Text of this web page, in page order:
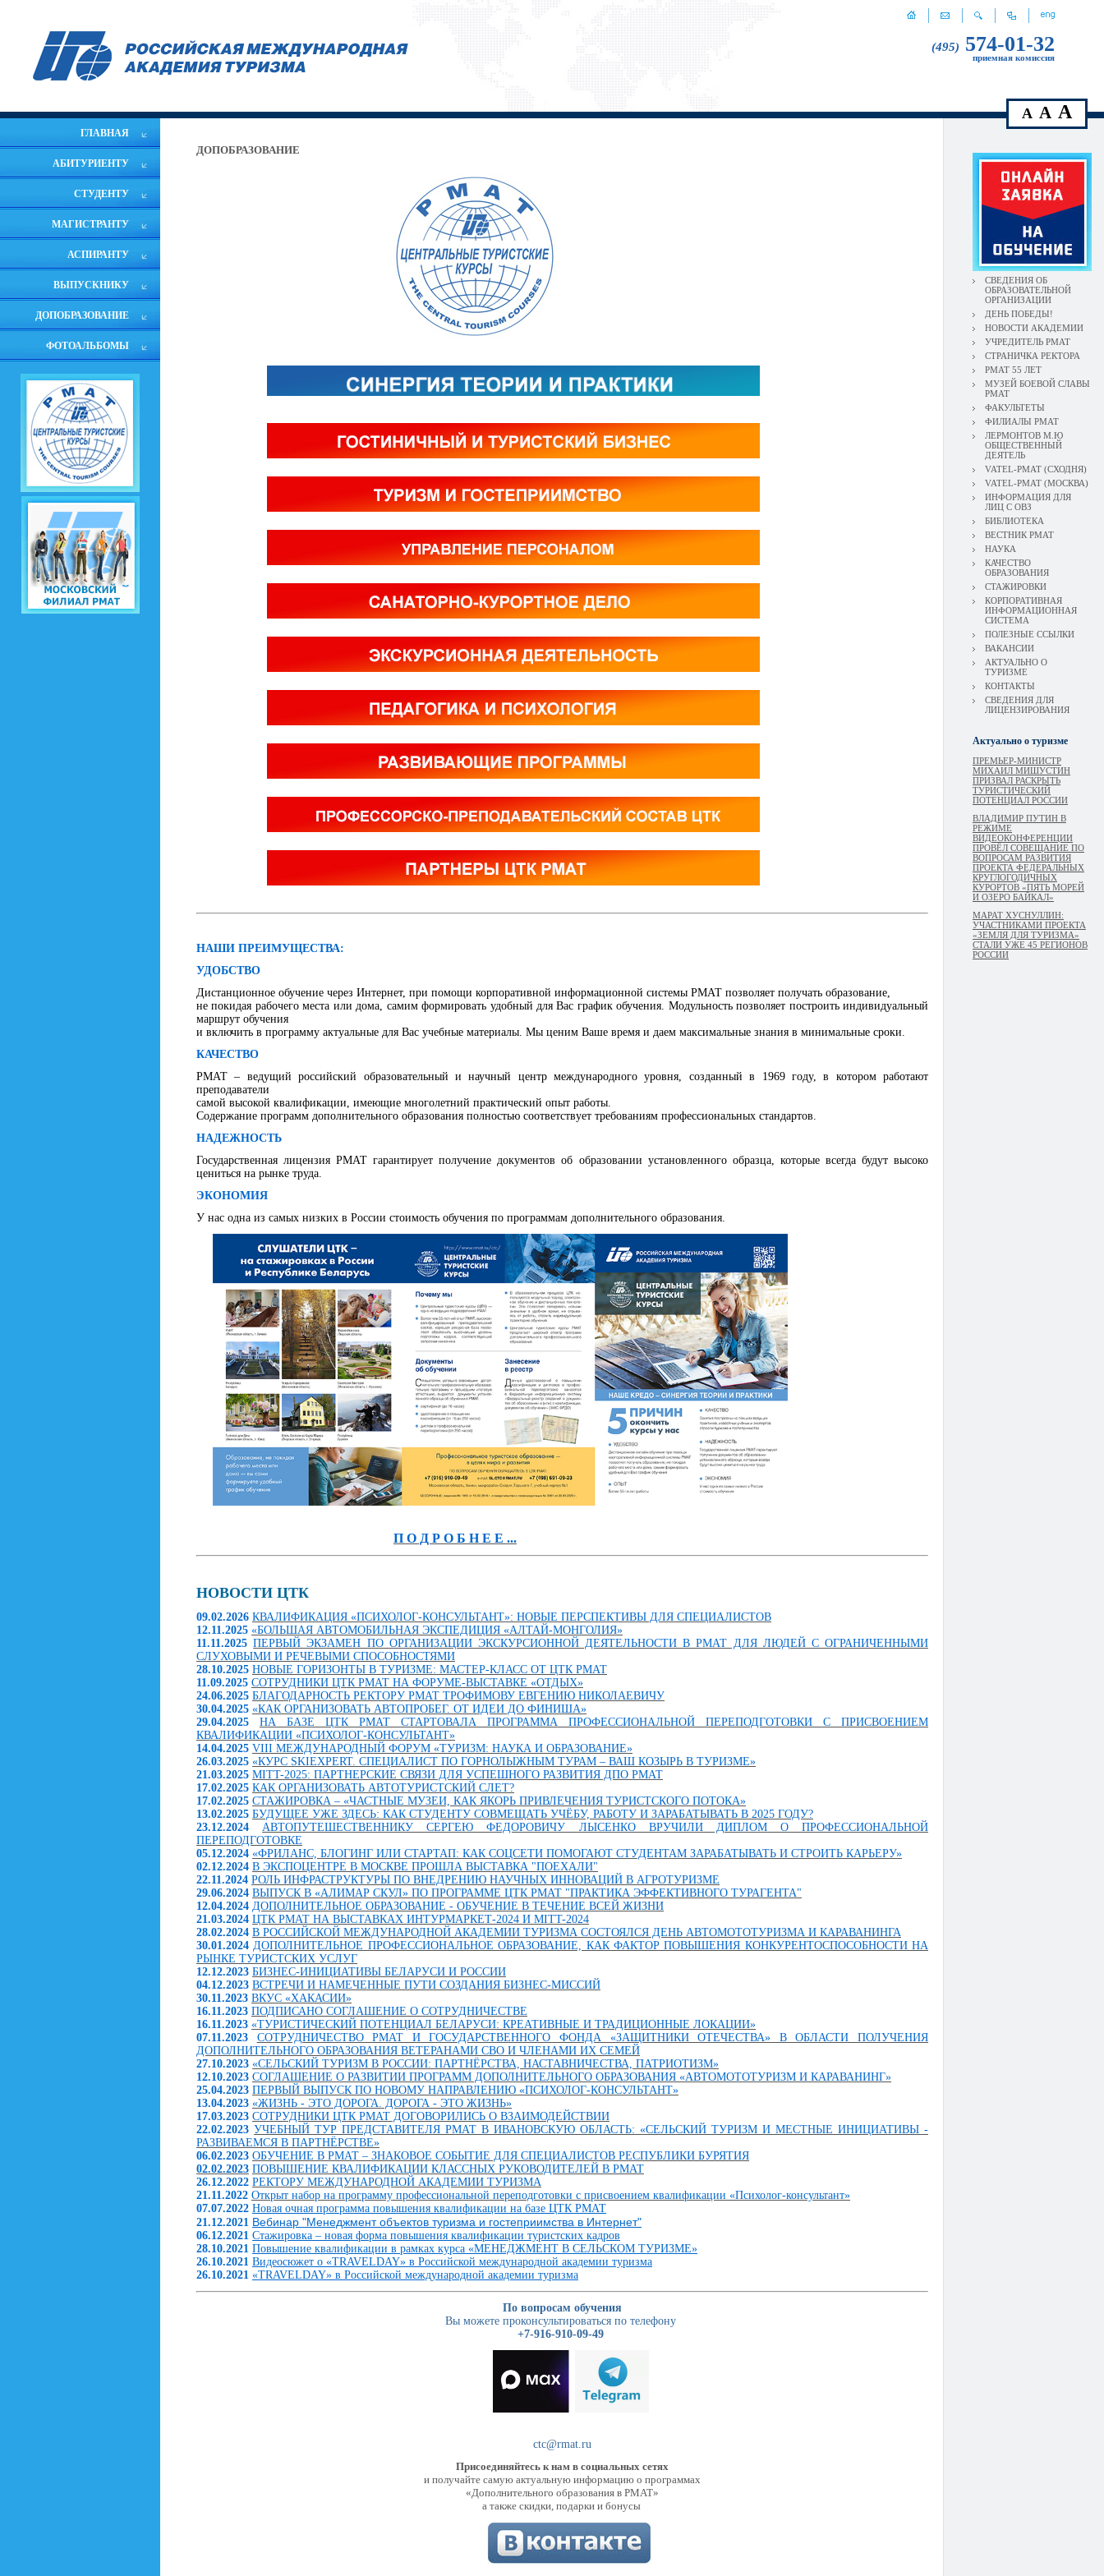
(495) 574-01-32
приемная комиссия
ГЛАВНАЯ
АБИТУРИЕНТУ
СТУДЕНТУ
МАГИСТРАНТУ
АСПИРАНТУ
ВЫПУСКНИКУ
ДОПОБРАЗОВАНИЕ
ФОТОАЛЬБОМЫ
A A A
ДОПОБРАЗОВАНИЕ
НАШИ ПРЕИМУЩЕСТВА:
УДОБСТВО
Дистанционное обучение через Интернет, при помощи корпоративной информационной системы РМАТ позволяет получать образование,
не покидая рабочего места или дома, самим формировать удобный для Вас график обучения. Модульность позволяет построить индивидуальный
маршрут обучения
и включить в программу актуальные для Вас учебные материалы. Мы ценим Ваше время и даем максимальные знания в минимальные сроки.
КАЧЕСТВО
РМАТ – ведущий российский образовательный и научный центр международного уровня, созданный в 1969 году, в котором работают
преподаватели
самой высокой квалификации, имеющие многолетний практический опыт работы.
Содержание программ дополнительного образования полностью соответствует требованиям профессиональных стандартов.
НАДЕЖНОСТЬ
Государственная лицензия РМАТ гарантирует получение документов об образовании установленного образца, которые всегда будут высоко
цениться на рынке труда.
ЭКОНОМИЯ
У нас одна из самых низких в России стоимость обучения по программам дополнительного образования.
П О Д Р О Б Н Е Е ...
НОВОСТИ ЦТК
09.02.2026 КВАЛИФИКАЦИЯ «ПСИХОЛОГ-КОНСУЛЬТАНТ»: НОВЫЕ ПЕРСПЕКТИВЫ ДЛЯ СПЕЦИАЛИСТОВ
12.11.2025 «БОЛЬШАЯ АВТОМОБИЛЬНАЯ ЭКСПЕДИЦИЯ «АЛТАЙ-МОНГОЛИЯ»
11.11.2025 ПЕРВЫЙ ЭКЗАМЕН ПО ОРГАНИЗАЦИИ ЭКСКУРСИОННОЙ ДЕЯТЕЛЬНОСТИ В РМАТ ДЛЯ ЛЮДЕЙ С ОГРАНИЧЕННЫМИ
СЛУХОВЫМИ И РЕЧЕВЫМИ СПОСОБНОСТЯМИ
28.10.2025 НОВЫЕ ГОРИЗОНТЫ В ТУРИЗМЕ: МАСТЕР-КЛАСС ОТ ЦТК РМАТ
11.09.2025 СОТРУДНИКИ ЦТК РМАТ НА ФОРУМЕ-ВЫСТАВКЕ «ОТДЫХ»
24.06.2025 БЛАГОДАРНОСТЬ РЕКТОРУ РМАТ ТРОФИМОВУ ЕВГЕНИЮ НИКОЛАЕВИЧУ
30.04.2025 «КАК ОРГАНИЗОВАТЬ АВТОПРОБЕГ. ОТ ИДЕИ ДО ФИНИША»
29.04.2025
НА БАЗЕ ЦТК РМАТ СТАРТОВАЛА ПРОГРАММА ПРОФЕССИОНАЛЬНОЙ ПЕРЕПОДГОТОВКИ С ПРИСВОЕНИЕМ
КВАЛИФИКАЦИИ «ПСИХОЛОГ-КОНСУЛЬТАНТ»
14.04.2025 VIII МЕЖДУНАРОДНЫЙ ФОРУМ «ТУРИЗМ: НАУКА И ОБРАЗОВАНИЕ»
26.03.2025 «КУРС SKIEXPERT. СПЕЦИАЛИСТ ПО ГОРНОЛЫЖНЫМ ТУРАМ – ВАШ КОЗЫРЬ В ТУРИЗМЕ»
21.03.2025 MITT-2025: ПАРТНЕРСКИЕ СВЯЗИ ДЛЯ УСПЕШНОГО РАЗВИТИЯ ДПО РМАТ
17.02.2025 КАК ОРГАНИЗОВАТЬ АВТОТУРИСТСКИЙ СЛЕТ?
17.02.2025 СТАЖИРОВКА – «ЧАСТНЫЕ МУЗЕИ, КАК ЯКОРЬ ПРИВЛЕЧЕНИЯ ТУРИСТСКОГО ПОТОКА»
13.02.2025 БУДУЩЕЕ УЖЕ ЗДЕСЬ: КАК СТУДЕНТУ СОВМЕЩАТЬ УЧЁБУ, РАБОТУ И ЗАРАБАТЫВАТЬ В 2025 ГОДУ?
23.12.2024
АВТОПУТЕШЕСТВЕННИКУ СЕРГЕЮ ФЕДОРОВИЧУ ЛЫСЕНКО ВРУЧИЛИ ДИПЛОМ О ПРОФЕССИОНАЛЬНОЙ
ПЕРЕПОДГОТОВКЕ
05.12.2024 «ФРИЛАНС, БЛОГИНГ ИЛИ СТАРТАП: КАК СОЦСЕТИ ПОМОГАЮТ СТУДЕНТАМ ЗАРАБАТЫВАТЬ И СТРОИТЬ КАРЬЕРУ»
02.12.2024 В ЭКСПОЦЕНТРЕ В МОСКВЕ ПРОШЛА ВЫСТАВКА "ПОЕХАЛИ"
22.11.2024 РОЛЬ ИНФРАСТРУКТУРЫ ПО ВНЕДРЕНИЮ НАУЧНЫХ ИННОВАЦИЙ В АГРОТУРИЗМЕ
29.06.2024 ВЫПУСК В «АЛИМАР СКУЛ» ПО ПРОГРАММЕ ЦТК РМАТ "ПРАКТИКА ЭФФЕКТИВНОГО ТУРАГЕНТА"
12.04.2024 ДОПОЛНИТЕЛЬНОЕ ОБРАЗОВАНИЕ - ОБУЧЕНИЕ В ТЕЧЕНИЕ ВСЕЙ ЖИЗНИ
21.03.2024 ЦТК РМАТ НА ВЫСТАВКАХ ИНТУРМАРКЕТ-2024 И MITT-2024
28.02.2024 В РОССИЙСКОЙ МЕЖДУНАРОДНОЙ АКАДЕМИИ ТУРИЗМА СОСТОЯЛСЯ ДЕНЬ АВТОМОТОТУРИЗМА И КАРАВАНИНГА
30.01.2024 ДОПОЛНИТЕЛЬНОЕ ПРОФЕССИОНАЛЬНОЕ ОБРАЗОВАНИЕ, КАК ФАКТОР ПОВЫШЕНИЯ КОНКУРЕНТОСПОСОБНОСТИ НА
РЫНКЕ ТУРИСТСКИХ УСЛУГ
12.12.2023 БИЗНЕС-ИНИЦИАТИВЫ БЕЛАРУСИ И РОССИИ
04.12.2023 ВСТРЕЧИ И НАМЕЧЕННЫЕ ПУТИ СОЗДАНИЯ БИЗНЕС-МИССИЙ
30.11.2023 ВКУС «ХАКАСИИ»
16.11.2023 ПОДПИСАНО СОГЛАШЕНИЕ О СОТРУДНИЧЕСТВЕ
16.11.2023 «ТУРИСТИЧЕСКИЙ ПОТЕНЦИАЛ БЕЛАРУСИ: КРЕАТИВНЫЕ И ТРАДИЦИОННЫЕ ЛОКАЦИИ»
07.11.2023
СОТРУДНИЧЕСТВО РМАТ И ГОСУДАРСТВЕННОГО ФОНДА «ЗАЩИТНИКИ ОТЕЧЕСТВА» В ОБЛАСТИ ПОЛУЧЕНИЯ
ДОПОЛНИТЕЛЬНОГО ОБРАЗОВАНИЯ ВЕТЕРАНАМИ СВО И ЧЛЕНАМИ ИХ СЕМЕЙ
27.10.2023 «СЕЛЬСКИЙ ТУРИЗМ В РОССИИ: ПАРТНЁРСТВА, НАСТАВНИЧЕСТВА, ПАТРИОТИЗМ»
12.10.2023 СОГЛАШЕНИЕ О РАЗВИТИИ ПРОГРАММ ДОПОЛНИТЕЛЬНОГО ОБРАЗОВАНИЯ «АВТОМОТОТУРИЗМ И КАРАВАНИНГ»
25.04.2023 ПЕРВЫЙ ВЫПУСК ПО НОВОМУ НАПРАВЛЕНИЮ «ПСИХОЛОГ-КОНСУЛЬТАНТ»
13.04.2023 «ЖИЗНЬ - ЭТО ДОРОГА. ДОРОГА - ЭТО ЖИЗНЬ»
17.03.2023 СОТРУДНИКИ ЦТК РМАТ ДОГОВОРИЛИСЬ О ВЗАИМОДЕЙСТВИИ
22.02.2023 УЧЕБНЫЙ ТУР ПРЕДСТАВИТЕЛЯ РМАТ В ИВАНОВСКУЮ ОБЛАСТЬ: «СЕЛЬСКИЙ ТУРИЗМ И МЕСТНЫЕ ИНИЦИАТИВЫ -
РАЗВИВАЕМСЯ В ПАРТНЁРСТВЕ»
06.02.2023 ОБУЧЕНИЕ В РМАТ – ЗНАКОВОЕ СОБЫТИЕ ДЛЯ СПЕЦИАЛИСТОВ РЕСПУБЛИКИ БУРЯТИЯ
02.02.2023 ПОВЫШЕНИЕ КВАЛИФИКАЦИИ КЛАССНЫХ РУКОВОДИТЕЛЕЙ В РМАТ
26.12.2022 РЕКТОРУ МЕЖДУНАРОДНОЙ АКАДЕМИИ ТУРИЗМА
21.11.2022 Открыт набор на программу профессиональной переподготовки с присвоением квалификации «Психолог-консультант»
07.07.2022 Новая очная программа повышения квалификации на базе ЦТК РМАТ
21.12.2021 Вебинар "Менеджмент объектов туризма и гостеприимства в Интернет"
06.12.2021 Стажировка – новая форма повышения квалификации туристских кадров
28.10.2021 Повышение квалификации в рамках курса «МЕНЕДЖМЕНТ В СЕЛЬСКОМ ТУРИЗМЕ»
26.10.2021 Видеосюжет о «TRAVELDAY» в Российской международной академии туризма
26.10.2021 «TRAVELDAY» в Российской международной академии туризма
По вопросам обучения
Вы можете проконсультироваться по телефону
+7-916-910-09-49
ctc@rmat.ru
Присоединяйтесь к нам в социальных сетях
и получайте самую актуальную информацию о программах
«Дополнительного образования в РМАТ»
а также скидки, подарки и бонусы
СВЕДЕНИЯ ОБ
ОБРАЗОВАТЕЛЬНОЙ
ОРГАНИЗАЦИИ
ДЕНЬ ПОБЕДЫ!
НОВОСТИ АКАДЕМИИ
УЧРЕДИТЕЛЬ РМАТ
СТРАНИЧКА РЕКТОРА
РМАТ 55 ЛЕТ
МУЗЕЙ БОЕВОЙ СЛАВЫ
РМАТ
ФАКУЛЬТЕТЫ
ФИЛИАЛЫ РМАТ
ЛЕРМОНТОВ М.Ю
ОБЩЕСТВЕННЫЙ
ДЕЯТЕЛЬ
VATEL-РМАТ (СХОДНЯ)
VATEL-РМАТ (МОСКВА)
ИНФОРМАЦИЯ ДЛЯ
ЛИЦ С ОВЗ
БИБЛИОТЕКА
ВЕСТНИК РМАТ
НАУКА
КАЧЕСТВО
ОБРАЗОВАНИЯ
СТАЖИРОВКИ
КОРПОРАТИВНАЯ
ИНФОРМАЦИОННАЯ
СИСТЕМА
ПОЛЕЗНЫЕ ССЫЛКИ
ВАКАНСИИ
АКТУАЛЬНО О
ТУРИЗМЕ
КОНТАКТЫ
СВЕДЕНИЯ ДЛЯ
ЛИЦЕНЗИРОВАНИЯ
Актуально о туризме
ПРЕМЬЕР-МИНИСТР
МИХАИЛ МИШУСТИН
ПРИЗВАЛ РАСКРЫТЬ
ТУРИСТИЧЕСКИЙ
ПОТЕНЦИАЛ РОССИИ
ВЛАДИМИР ПУТИН В
РЕЖИМЕ
ВИДЕОКОНФЕРЕНЦИИ
ПРОВЁЛ СОВЕЩАНИЕ ПО
ВОПРОСАМ РАЗВИТИЯ
ПРОЕКТА ФЕДЕРАЛЬНЫХ
КРУГЛОГОДИЧНЫХ
КУРОРТОВ «ПЯТЬ МОРЕЙ
И ОЗЕРО БАЙКАЛ»
МАРАТ ХУСНУЛЛИН:
УЧАСТНИКАМИ ПРОЕКТА
«ЗЕМЛЯ ДЛЯ ТУРИЗМА»
СТАЛИ УЖЕ 45 РЕГИОНОВ
РОССИИ